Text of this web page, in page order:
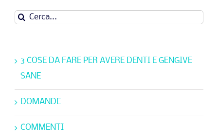
Cerca
3 COSE DA FARE PER AVERE DENTI E GENGIVE
SANE
DOMANDE
COMMENTI